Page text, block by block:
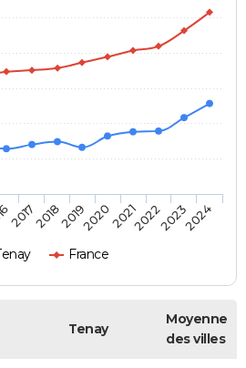
France
20172018201920202021202220232024
Tenay
Moyenne
des villes